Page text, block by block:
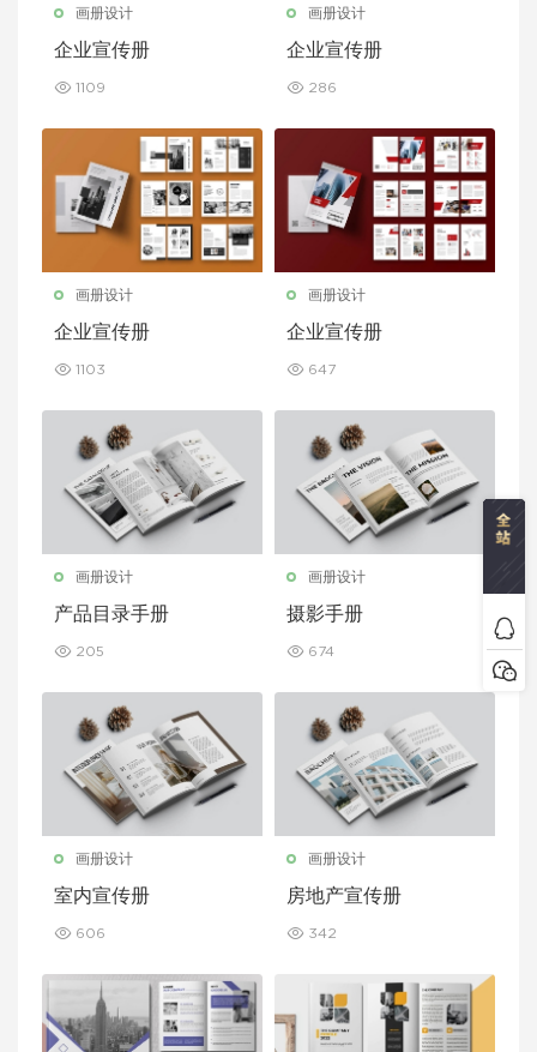
画册设计
企业宣传册
1109
画册设计
企业宣传册
286
画册设计
企业宣传册
1103
画册设计
企业宣传册
647
画册设计
产品目录手册
205
画册设计
摄影手册
674
画册设计
室内宣传册
606
画册设计
房地产宣传册
342